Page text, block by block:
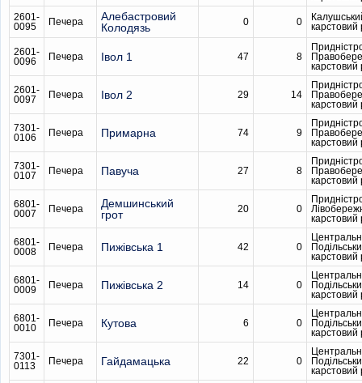
2601-
0095
Печера
Алебастровий
Колодязь
0 0
карстовий
2601-
0096
Печера Івол 1 47 8
карстовий
2601-
0097
Печера Івол 2 29 14
карстовий
7301-
0106
Печера Примарна 74 9
карстовий
7301-
0107
Печера Павуча 27 8
карстовий
6801-
0007
Печера
Демшинський
грот
20 0
карстовий
6801-
0008
Печера Пижівська 1 42 0
карстовий
6801-
0009
Печера Пижівська 2 14 0
карстовий
6801-
0010
Печера Кутова 6 0
карстовий
7301-
0113
Печера Гайдамацька 22 0
карстовий